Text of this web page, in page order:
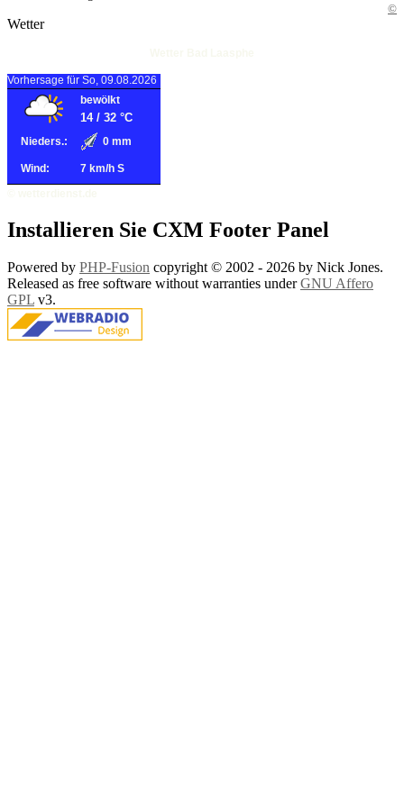
©
Wetter
Vorhersage für So, 09.08.2026
bewölkt
14/ 32 °C
Nieders.: 0 mm
Wind:
7 km/h S
Installieren Sie CXM Footer Panel
Powered by PHP-Fusion copyright © 2002 - 2026 by Nick Jones.
Released as free software without warranties underGNU Affero
GPL v3.